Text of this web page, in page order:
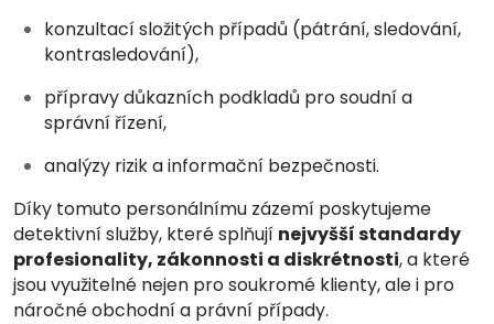
konzultací složitých případů (pátrání, sledování,
kontrasledování),
přípravy důkazních podkladů pro soudní a
správní řízení,
analýzy rizik a informační bezpečnosti.
Díky tomuto personálnímu zázemí poskytujeme
detektivní služby, které splňují nejvyšší standardy
profesionality, zákonnosti a diskrétnosti, a které
jsou využitelné nejen pro soukromé klienty, ale i pro
náročné obchodní a právní případy.